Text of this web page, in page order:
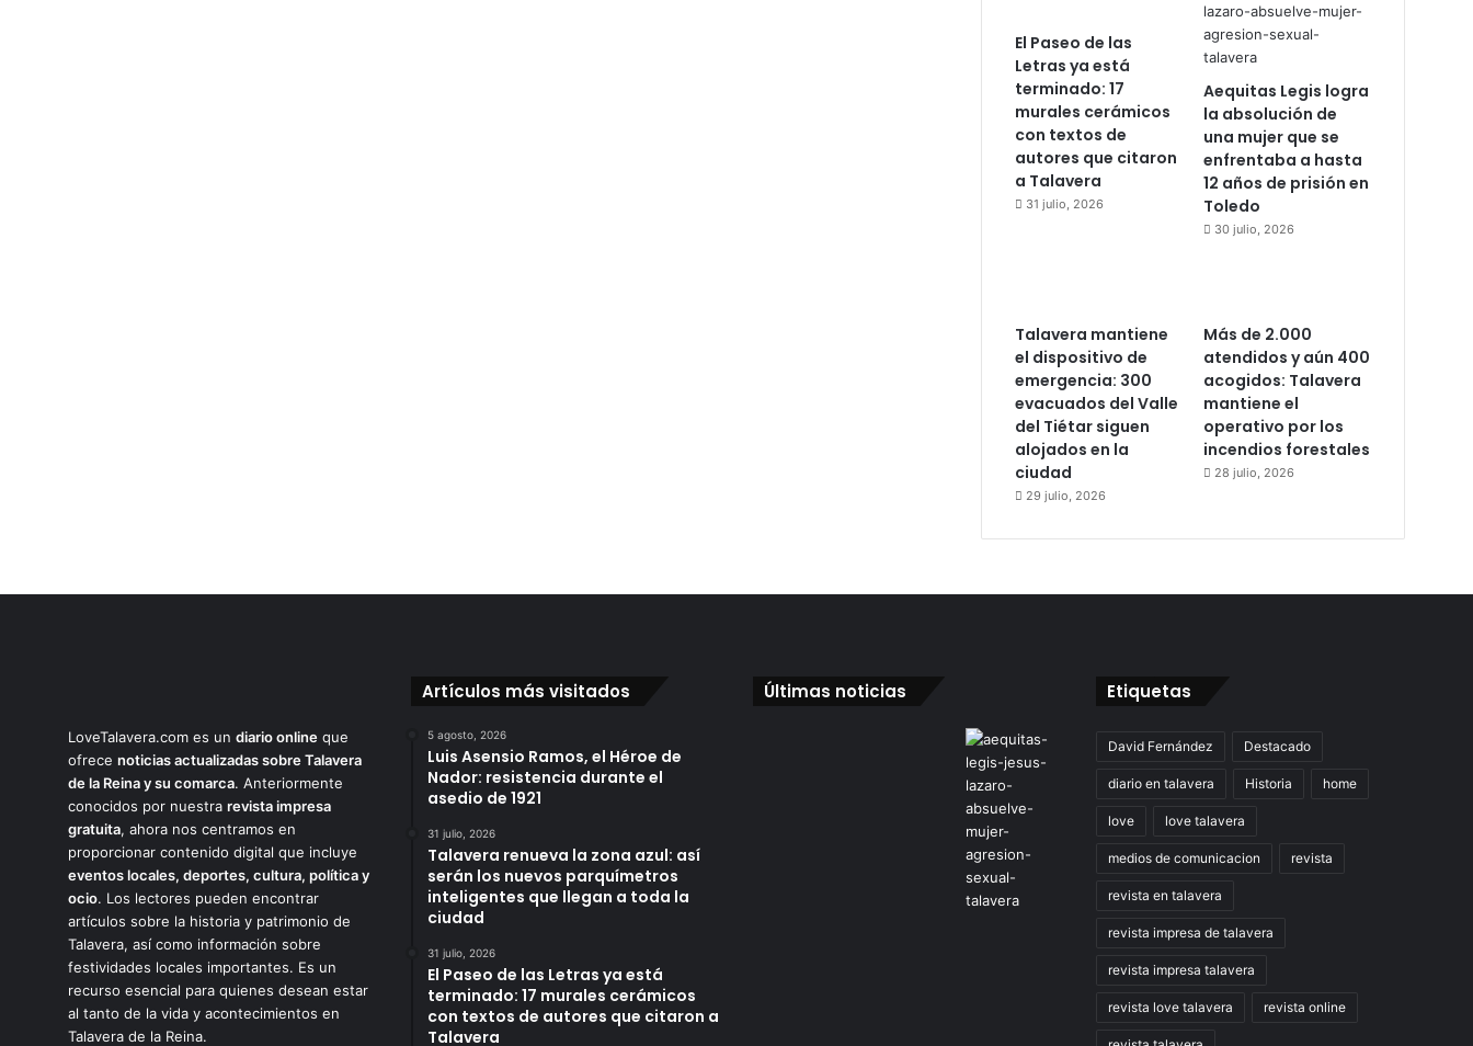
El Paseo de las
Letras ya está
terminado: 17
murales cerámicos
con textos de
autores que citaron
a Talavera
31 julio, 2026
Aequitas Legis logra
la absolución de
una mujer que se
enfrentaba a hasta
12 años de prisión en
Toledo
30 julio, 2026
Talavera mantiene
el dispositivo de
emergencia: 300
evacuados del Valle
del Tiétar siguen
alojados en la
ciudad
29 julio, 2026
Más de 2.000
atendidos y aún 400
acogidos: Talavera
mantiene el
operativo por los
incendios forestales
28 julio, 2026
LoveTalavera.com es un diario online que
ofrece noticias actualizadas sobre Talavera
de la Reina y su comarca. Anteriormente
conocidos por nuestra revista impresa
gratuita, ahora nos centramos en
proporcionar contenido digital que incluye
eventos locales, deportes, cultura, política y
ocio. Los lectores pueden encontrar
artículos sobre la historia y patrimonio de
Talavera, así como información sobre
festividades locales importantes. Es un
recurso esencial para quienes desean estar
al tanto de la vida y acontecimientos en
Talavera de la Reina.
Artículos más visitados
5 agosto, 2026
Luis Asensio Ramos, el Héroe de
Nador: resistencia durante el
asedio de 1921
31 julio, 2026
Talavera renueva la zona azul: así
serán los nuevos parquímetros
inteligentes que llegan a toda la
ciudad
31 julio, 2026
El Paseo de las Letras ya está
terminado: 17 murales cerámicos
con textos de autores que citaron a
Talavera
Últimas noticias Etiquetas
David Fernández Destacado
diario en talavera Historia home
love love talavera
medios de comunicacion revista
revista en talavera
revista impresa de talavera
revista impresa talavera
revista love talavera revista online